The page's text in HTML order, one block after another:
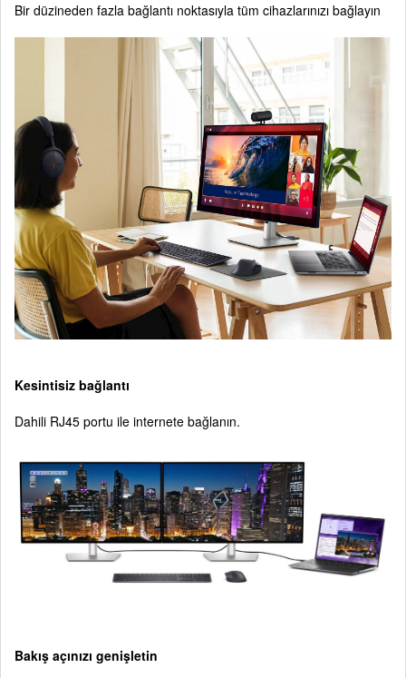
Bir düzineden fazla bağlantı noktasıyla tüm cihazlarınızı bağlayın
Kesintisiz bağlantı
Dahili RJ45 portu ile internete bağlanın.
Bakış açınızı genişletin